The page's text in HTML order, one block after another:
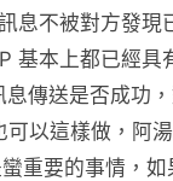
息不被對方發現
基本上都已經具
傳送是否成功
以這樣做，阿
重要的事情，如